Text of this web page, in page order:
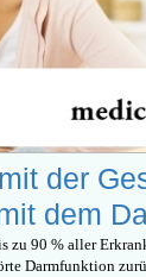
der
dem
zu 90 % aller
Darmfunktion